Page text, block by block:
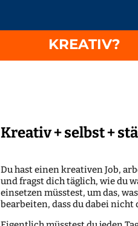
KREATIV?
Kreativ + selbst +
Du hast einen kreativen Job,
und fragst dich täglich, wie du
einsetzen müsstest, um das,
bearbeiten, dass du dabei nicht